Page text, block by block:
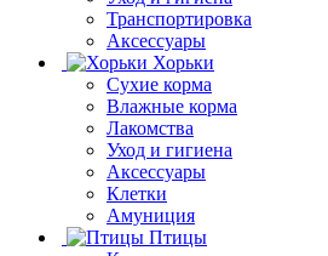
Транспортировка
Аксессуары
Хорьки
Сухие корма
Влажные корма
Лакомства
Уход и гигиена
Аксессуары
Клетки
Амуниция
Птицы